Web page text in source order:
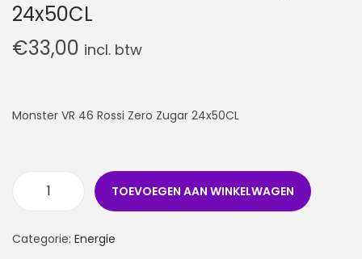
24x50CL
€33,00 incl. btw
Monster VR 46 Rossi Zero Zugar 24x50CL
TOEVOEGEN AAN WINKELWAGEN
Categorie: Energie